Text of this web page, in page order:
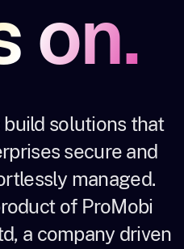
on.
solutions that
secure and
managed.
of ProMobi
a company driven